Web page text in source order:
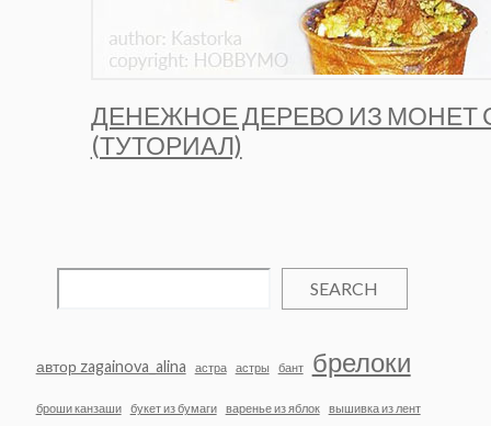
ДЕНЕЖНОЕ ДЕРЕВО ИЗ МОНЕТ
(ТУТОРИАЛ)
SEARCH
автор zagainova_alina астра астры бант брелоки
броши канзаши букет из бумаги варенье из яблок вышивка из лент